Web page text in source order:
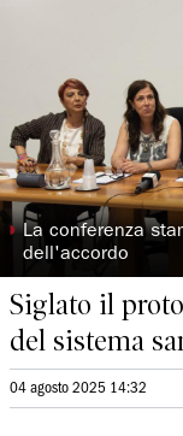
◗ La conferenza
dell'accordo
Siglato il
del sistema
04 agosto 2025 14:32